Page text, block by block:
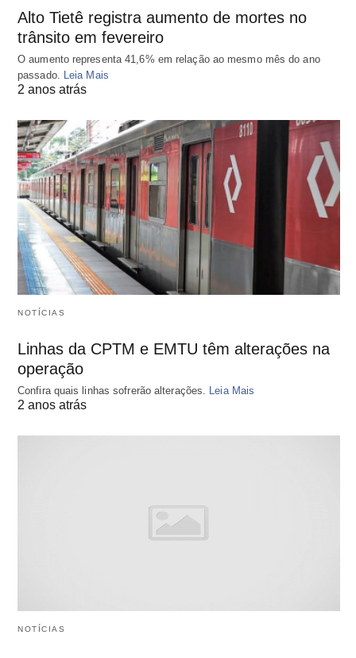
Alto Tietê registra aumento de mortes no
trânsito em fevereiro
O aumento representa 41,6% em relação ao mesmo mês do ano
passado.
Leia Mais
2 anos atrás
NOTÍCIAS
Linhas da CPTM e EMTU têm alterações na
operação
Confira quais linhas sofrerão alterações. Leia Mais
2 anos atrás
NOTÍCIAS